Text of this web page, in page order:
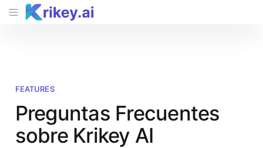
FEATURES
Preguntas Frecuentes
sobre Krikey AI